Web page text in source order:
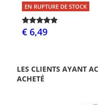
EN RUPTURE DE STOCK
€ 6,49
LES CLIENTS AYANT
ACHETÉ